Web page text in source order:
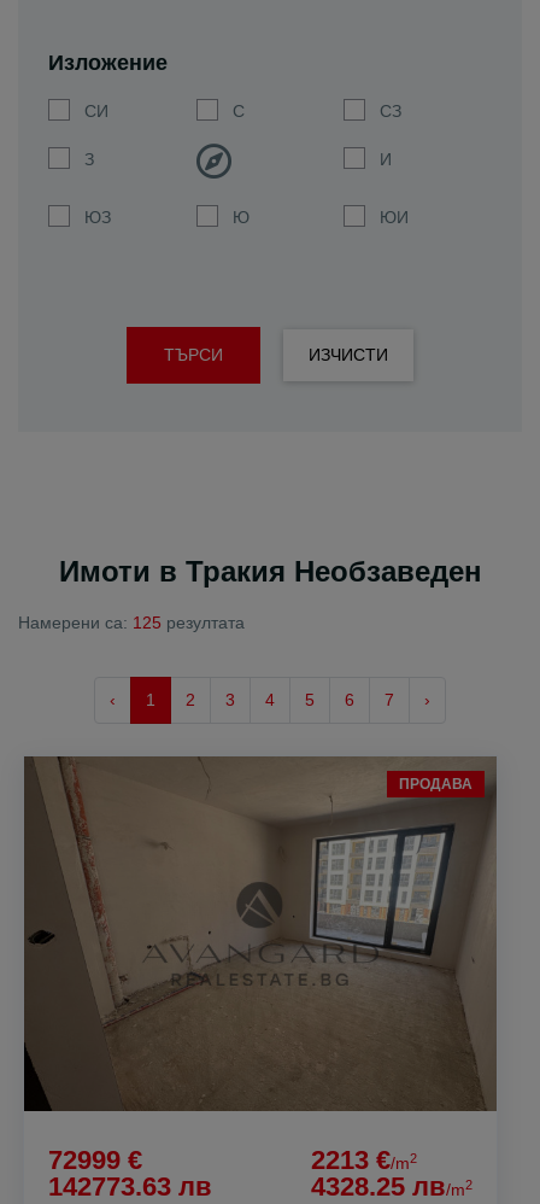
Изложение
СИ С СЗ
З И
ЮЗ Ю ЮИ
ТЪРСИ ИЗЧИСТИ
Имоти в Тракия Необзаведен
Намерени са: 125 резултата
‹ 1 2 3 4 5 6 7 ›
ПРОДАВА
72999 €
142773.63 лв
2213 €/m2
4328.25 лв/m2